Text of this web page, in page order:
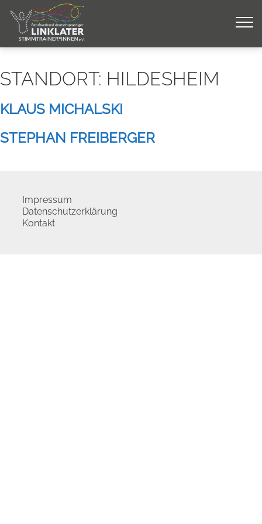
content
STANDORT: HILDESHEIM
KLAUS MICHALSKI
STEPHAN FREIBERGER
Impressum
Datenschutzerklärung
Kontakt